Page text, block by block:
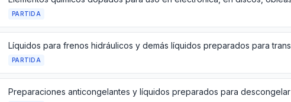
PARTIDA
PARTIDA
Preparaciones anticongelantes y líquidos preparados para descongelar